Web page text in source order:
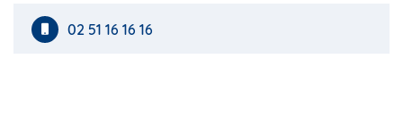
02 51 16 16 16